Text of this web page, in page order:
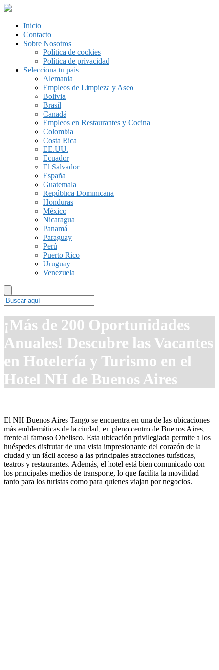
Inicio
Contacto
Sobre Nosotros
Política de cookies
Política de privacidad
Selecciona tu pais
Alemania
Empleos de Limpieza y Aseo
Bolivia
Brasil
Canadá
Empleos en Restaurantes y Cocina
Colombia
Costa Rica
EE.UU.
Ecuador
El Salvador
España
Guatemala
República Dominicana
Honduras
México
Nicaragua
Panamá
Paraguay
Perú
Puerto Rico
Uruguay
Venezuela
¡Más de 200 Oportunidades
Anuales! Descubre las Vacantes
en Hotelería y Turismo en el
Hotel NH de Buenos Aires
El NH Buenos Aires Tango se encuentra en una de las ubicaciones
más emblemáticas de la ciudad, en pleno centro de Buenos Aires,
frente al famoso Obelisco. Esta ubicación privilegiada permite a los
huéspedes disfrutar de una vista impresionante del corazón de la
ciudad y un fácil acceso a las principales atracciones turísticas,
teatros y restaurantes. Además, el hotel está bien comunicado con
los principales medios de transporte, lo que facilita la movilidad
tanto para los turistas como para quienes viajan por negocios.